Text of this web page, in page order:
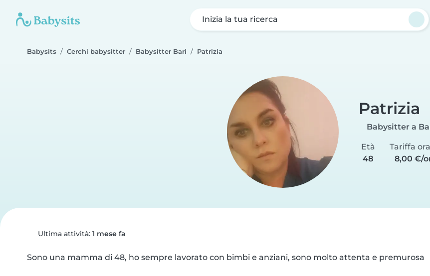
Inizia la tua ricerca
Babysits Cerchi babysitter Babysitter Bari Patrizia
Patrizia
Babysitter a
Età
48
Tariffa
8,00 €/
Ultima attività: 1 mese fa
Sono una mamma di 48, ho sempre lavorato con bimbi e anziani, sono molto attenta e premurosa